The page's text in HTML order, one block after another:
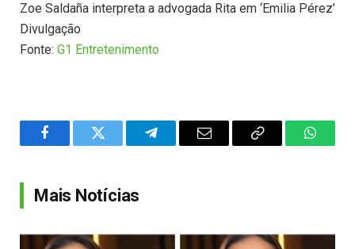
Zoe Saldaña interpreta a advogada Rita em ‘Emilia Pérez’
Divulgação
Fonte: G1 Entretenimento
FacebookTwitter TelegramEmail
Copy
Mais Notícias